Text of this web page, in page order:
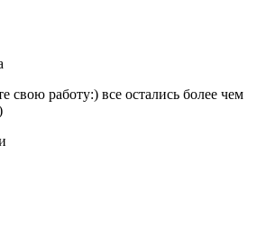
свою работу:) все остались более чем